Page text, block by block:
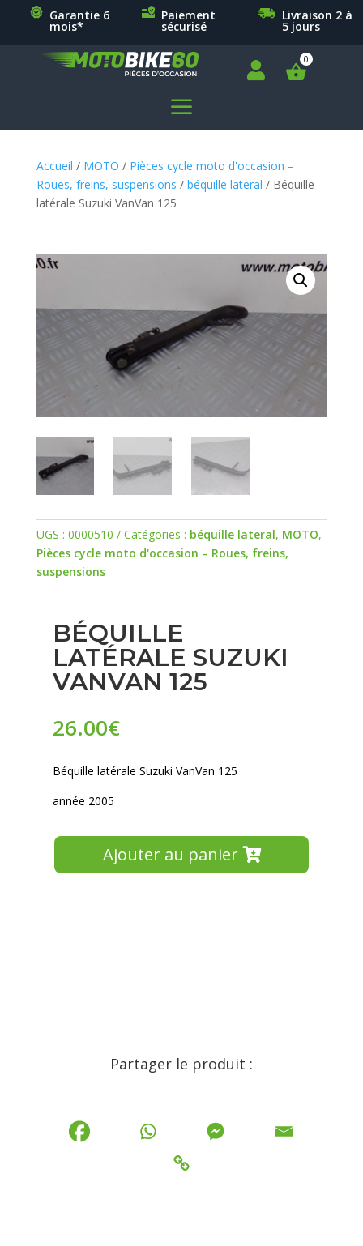
Garantie 6
mois*
Paiement
sécurisé
Livraison 2 à
5 jours

a
Accueil / MOTO / Pièces cycle moto d'occasion –
Roues, freins, suspensions / béquille lateral / Béquille
latérale Suzuki VanVan 125
UGS : 0000510 Catégories : béquille lateral, MOTO,
Pièces cycle moto d'occasion – Roues, freins,
suspensions
BÉQUILLE
LATÉRALE SUZUKI
VANVAN 125
26.00€
Béquille latérale Suzuki VanVan 125
année 2005
Ajouter au panier
Partager le produit :